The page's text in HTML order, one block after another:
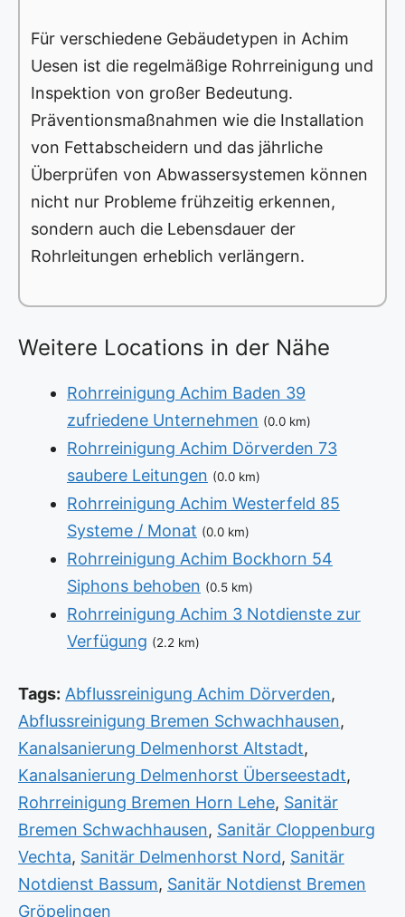
Für verschiedene Gebäudetypen in Achim
Uesen ist die regelmäßige Rohrreinigung und
Inspektion von großer Bedeutung.
Präventionsmaßnahmen wie die Installation
von Fettabscheidern und das jährliche
Überprüfen von Abwassersystemen können
nicht nur Probleme frühzeitig erkennen,
sondern auch die Lebensdauer der
Rohrleitungen erheblich verlängern.
Weitere Locations in der Nähe
Rohrreinigung Achim Baden 39
zufriedene Unternehmen (0.0 km)
Rohrreinigung Achim Dörverden 73
saubere Leitungen (0.0 km)
Rohrreinigung Achim Westerfeld 85
Systeme / Monat (0.0 km)
Rohrreinigung Achim Bockhorn 54
Siphons behoben (0.5 km)
Rohrreinigung Achim 3 Notdienste zur
Verfügung (2.2 km)
Tags: Abflussreinigung Achim Dörverden,
Abflussreinigung Bremen Schwachhausen,
Kanalsanierung Delmenhorst Altstadt,
Kanalsanierung Delmenhorst Überseestadt,
Rohrreinigung Bremen Horn Lehe, Sanitär
Bremen Schwachhausen, Sanitär Cloppenburg
Vechta, Sanitär Delmenhorst Nord, Sanitär
Notdienst Bassum, Sanitär Notdienst Bremen
Gröpelingen